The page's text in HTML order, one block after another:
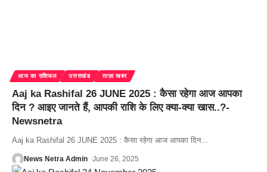
आज का राशिफल उत्तराखंड ताज़ा खबर
Aaj ka Rashifal 26 JUNE 2025 : कैसा रहेगा आज आपका
दिन ? आइए जानते हैं, आपकी राशि के लिए क्या-क्या खास..?-
Newsnetra
Aaj ka Rashifal 26 JUNE 2025 : कैसा रहेगा आज आपका दिन…
News Netra Admin June 26, 2025